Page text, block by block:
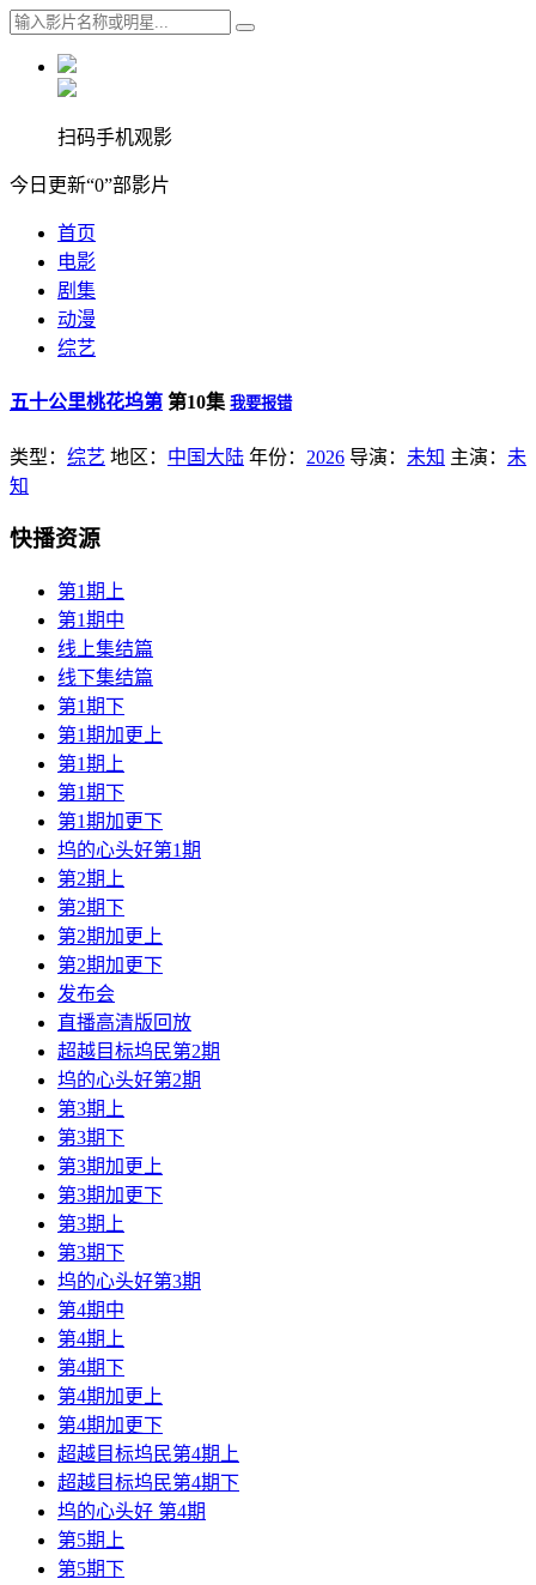
扫码手机观影
今日更新“0”部影片
首页
电影
剧集
动漫
综艺
五十公里桃花坞第 第10集 我要报错
类型： 综艺 地区： 中国大陆 年份： 2026 导演： 未知 主演： 未
知
快播资源
第1期上
第1期中
线上集结篇
线下集结篇
第1期下
第1期加更上
第1期上
第1期下
第1期加更下
坞的心头好第1期
第2期上
第2期下
第2期加更上
第2期加更下
发布会
直播高清版回放
超越目标坞民第2期
坞的心头好第2期
第3期上
第3期下
第3期加更上
第3期加更下
第3期上
第3期下
坞的心头好第3期
第4期中
第4期上
第4期下
第4期加更上
第4期加更下
超越目标坞民第4期上
超越目标坞民第4期下
坞的心头好 第4期
第5期上
第5期下